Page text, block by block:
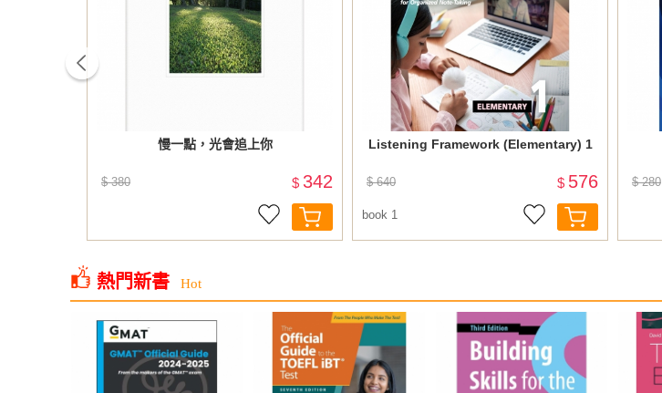
慢一點，光會追上你
$ 380 $ 342
Listening Framework (Elementary) 1
$ 640 $ 576
book 1
$ 280
熱門新書 Hot